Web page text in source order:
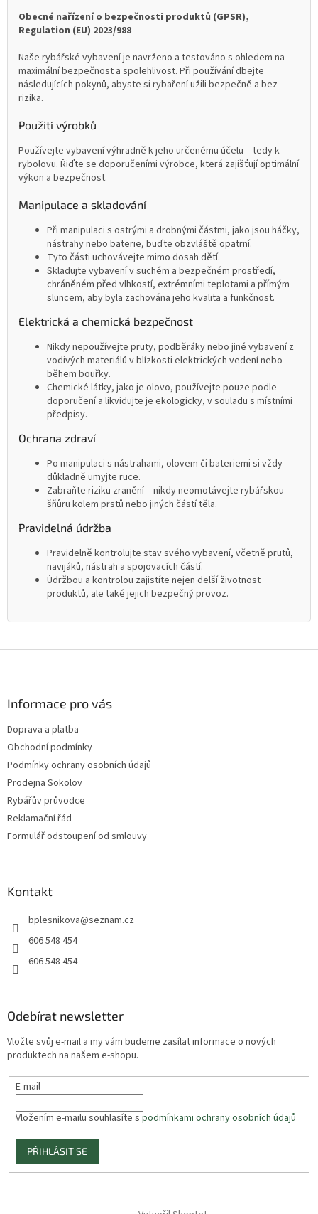
Obecné nařízení o bezpečnosti produktů (GPSR),
Regulation (EU) 2023/988
Naše rybářské vybavení je navrženo a testováno s ohledem na
maximální bezpečnost a spolehlivost. Při používání dbejte
následujících pokynů, abyste si rybaření užili bezpečně a bez
rizika.
Použití výrobků
Používejte vybavení výhradně k jeho určenému účelu – tedy k
rybolovu. Řiďte se doporučeními výrobce, která zajišťují optimální
výkon a bezpečnost.
Manipulace a skladování
Při manipulaci s ostrými a drobnými částmi, jako jsou háčky,
nástrahy nebo baterie, buďte obzvláště opatrní.
Tyto části uchovávejte mimo dosah dětí.
Skladujte vybavení v suchém a bezpečném prostředí,
chráněném před vlhkostí, extrémními teplotami a přímým
sluncem, aby byla zachována jeho kvalita a funkčnost.
Elektrická a chemická bezpečnost
Nikdy nepoužívejte pruty, podběráky nebo jiné vybavení z
vodivých materiálů v blízkosti elektrických vedení nebo
během bouřky.
Chemické látky, jako je olovo, používejte pouze podle
doporučení a likvidujte je ekologicky, v souladu s místními
předpisy.
Ochrana zdraví
Po manipulaci s nástrahami, olovem či bateriemi si vždy
důkladně umyjte ruce.
Zabraňte riziku zranění – nikdy neomotávejte rybářskou
šňůru kolem prstů nebo jiných částí těla.
Pravidelná údržba
Pravidelně kontrolujte stav svého vybavení, včetně prutů,
navijáků, nástrah a spojovacích částí.
Údržbou a kontrolou zajistíte nejen delší životnost
produktů, ale také jejich bezpečný provoz.
Informace pro vás
Doprava a platba
Obchodní podmínky
Podmínky ochrany osobních údajů
Prodejna Sokolov
Rybářův průvodce
Reklamační řád
Formulář odstoupení od smlouvy
Kontakt
bplesnikova@seznam.cz
606 548 454
606 548 454
Odebírat newsletter
Vložte svůj e-mail a my vám budeme zasílat informace o nových
produktech na našem e-shopu.
E-mail
Vložením e-mailu souhlasíte s podmínkami ochrany osobních údajů
PŘIHLÁSIT SE